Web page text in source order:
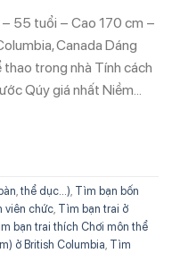
55 tuổi – Cao 170 cm –
Canada Dáng
trong nhà Tính cách
Qúy giá nhất Niềm…
, thể dục...), Tìm bạn bốn
viên chức, Tìm bạn trai ở
bạn trai thích Chơi môn thể
ở British Columbia, Tìm